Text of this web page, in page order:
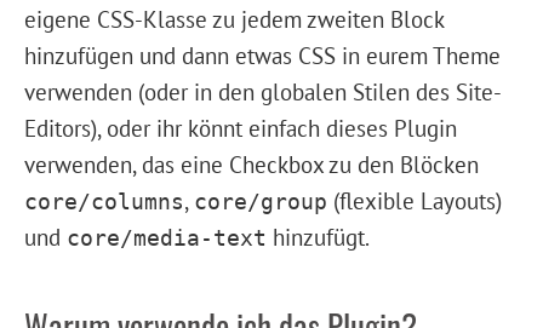
eigene CSS-Klasse zu jedem zweiten Block
hinzufügen und dann etwas CSS in eurem Theme
verwenden (oder in den globalen Stilen des Site-
Editors), oder ihr könnt einfach dieses Plugin
verwenden, das eine Checkbox zu den Blöcken
core/columns, core/group (flexible Layouts)
und core/media-text hinzufügt.